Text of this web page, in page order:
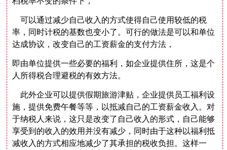
可以通过减少自己收入的方式使得自己使用较低的税
率，同时计税的基数也变小了。可行的做法是可以和单位
达成协议，改变自己的工资薪金的支付方法，
即由单位提供一些必要的福利，如企业提供住所，这是个
人所得税合理避税的有效方法。
此外企业可以提供假期旅游津贴，企业提供员工福利设
施，提供免费午餐等等，以抵减自己的工资薪金收入。对
于纳税人来说，这只是改变了自己收入的形式，自己能够
享受到的收入的效用并没有减少，同时由于这种以福利抵
减收入的方式相应地减少了其承担的税收负担。这样一